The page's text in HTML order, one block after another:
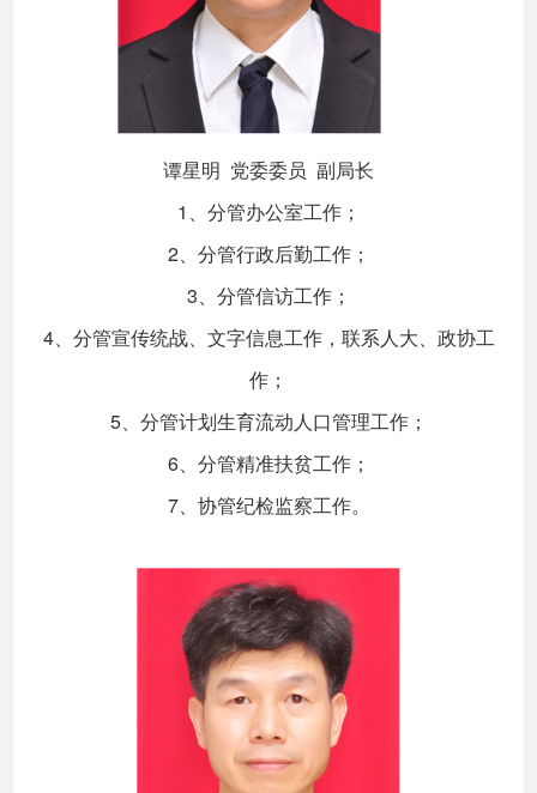
谭星明 党委委员 副局长
1、分管办公室工作；
2、分管行政后勤工作；
3、分管信访工作；
4、分管宣传统战、文字信息工作，联系人大、政协工
作；
5、分管计划生育流动人口管理工作；
6、分管精准扶贫工作；
7、协管纪检监察工作。